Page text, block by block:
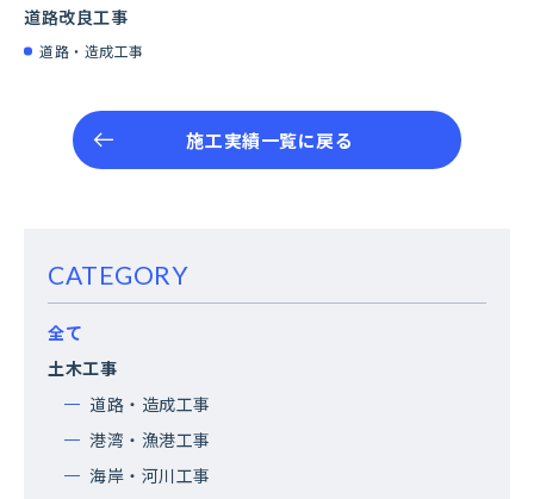
道路改良工事
道路・造成工事
施工実績一覧に戻る
CATEGORY
全て
土木工事
道路・造成工事
港湾・漁港工事
海岸・河川工事